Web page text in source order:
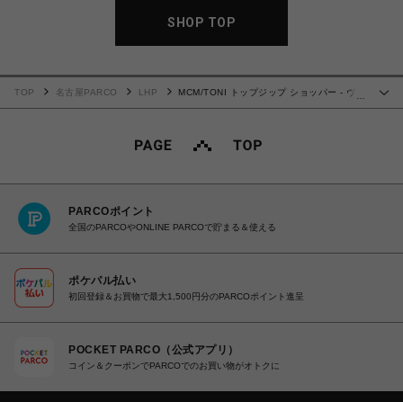
SHOP TOP
…
TOP 名古屋PARCO LHP
MCM/TONI トップジップ ショッパー - ヴィ
PARCOポイント
全国のPARCOやONLINE PARCOで貯まる＆使える
ポケパル払い
初回登録＆お買物で最大1,500円分のPARCOポイント進呈
POCKET PARCO（公式アプリ）
コイン＆クーポンでPARCOでのお買い物がオトクに